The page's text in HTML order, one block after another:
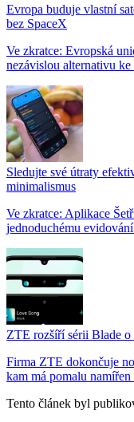
Evropa buduje vlastní
bez SpaceX
Ve zkratce: Evropská
nezávislou alternativu
Sledujte své útraty
minimalismus
Ve zkratce: Aplikace
jednoduchému
ZTE rozšíří sérii Blade
Firma ZTE dokončuje
kam má pomalu
Tento článek byl